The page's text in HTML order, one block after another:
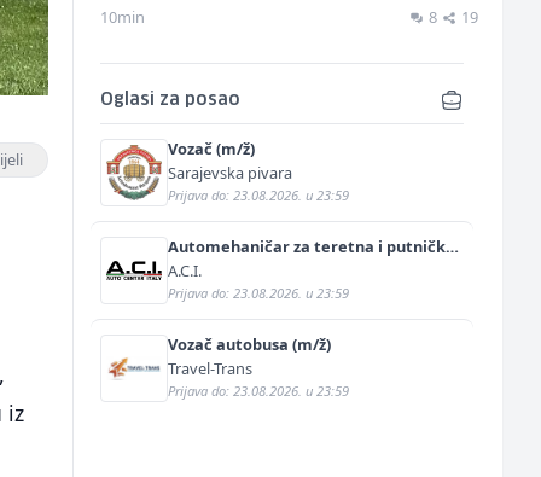
iz
10min 8 19
Oglasi za posao
Vozač (m/ž)
Sarajevska pivara
Prijava do: 23.08.2026. u 23:59
Automehaničar za teretna i putnička
vozila (m/ž)
A.C.I.
Prijava do: 23.08.2026. u 23:59
Vozač autobusa (m/ž)
Travel-Trans
Prijava do: 23.08.2026. u 23:59